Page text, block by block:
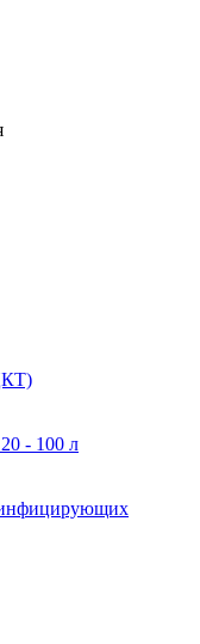
- 100 л